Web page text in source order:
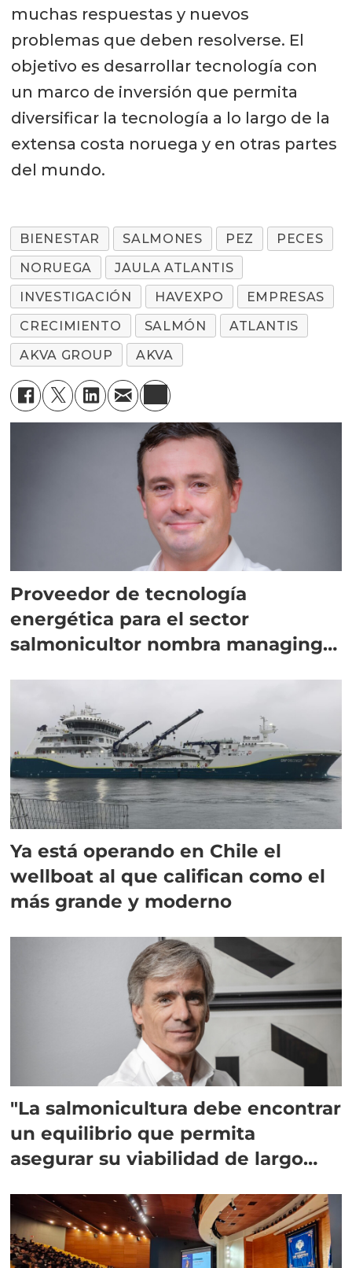
muchas respuestas y nuevos
problemas que deben resolverse. El
objetivo es desarrollar tecnología con
un marco de inversión que permita
diversificar la tecnología a lo largo de la
extensa costa noruega y en otras partes
del mundo.
BIENESTAR SALMONES PEZ
PECES
NORUEGA
JAULA ATLANTIS
INVESTIGACIÓN
HAVEXPO
EMPRESAS
CRECIMIENTO
SALMÓN
ATLANTIS
AKVA GROUP
AKVA
Proveedor de tecnología
energética para el sector
salmonicultor nombra managing
Ya está operando en Chile el
wellboat al que califican como el
más grande y moderno
"La salmonicultura debe encontrar
un equilibrio que permita
asegurar su viabilidad de largo